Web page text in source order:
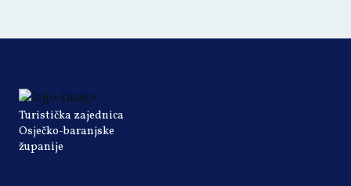
Turistička zajednica
Osječko-baranjske
županije